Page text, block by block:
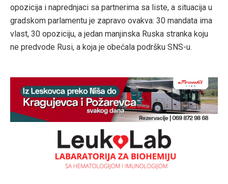
opozicija i naprednjaci sa partnerima sa liste, a situacija u
gradskom parlamentu je zapravo ovakva: 30 mandata ima
vlast, 30 opoziciju, a jedan manjinska Ruska stranka koju
ne predvode Rusi, a koja je obećala podršku SNS-u.